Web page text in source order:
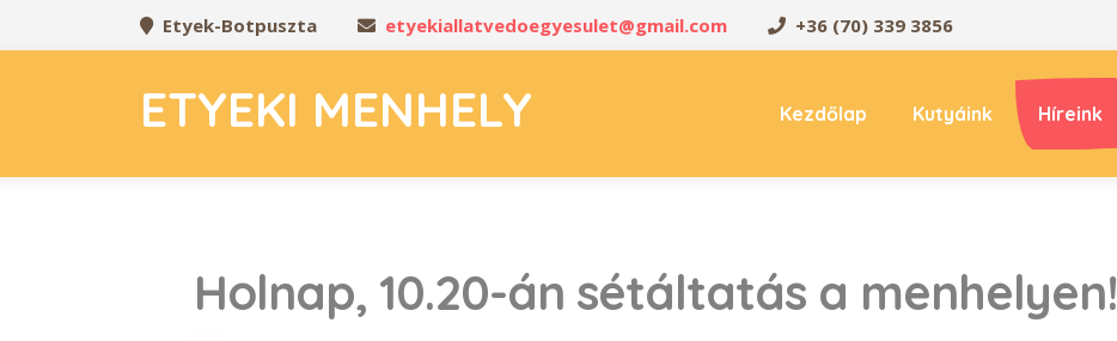
Etyek-Botpuszta etyekiallatvedoegyesulet@gmail.com +36 (70) 339 3856
ETYEKI MENHELY Kezdőlap Kutyáink Híreink
Holnap, 10.20-án sétáltatás a menhelyen!